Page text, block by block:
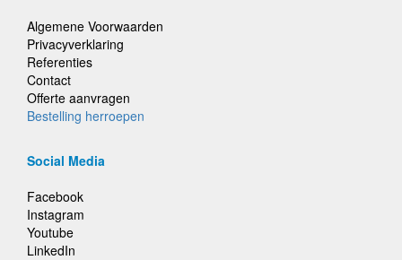
Algemene Voorwaarden
Privacyverklaring
Referenties
Contact
Offerte aanvragen
Bestelling herroepen
Social Media
Facebook
Instagram
Youtube
LinkedIn